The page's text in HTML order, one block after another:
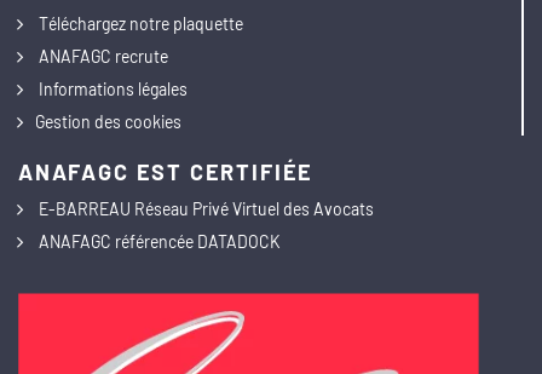
Téléchargez notre plaquette
ANAFAGC recrute
Informations légales
Gestion des cookies
ANAFAGC EST CERTIFIÉE
E-BARREAU Réseau Privé Virtuel des Avocats
ANAFAGC référencée DATADOCK